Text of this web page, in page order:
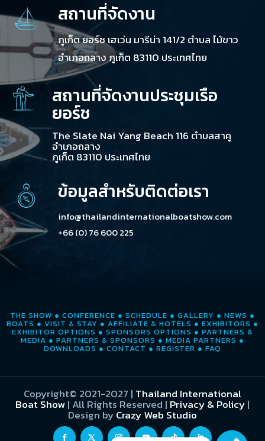
สถานที่จัดงาน
ภูเก็ต ยอร์ช เฮเว่น มารีน่า 141/2 ตำบล ไม้ขาว
อำเภอถลาง ภูเก็ต 83110 ประเทศไทย
สถานที่จัดงานประชุมเรือ
ยอร์ช
The Slate Nai Yang Beach 116 ตำบลสาคู
อำเภอถลาง
ภูเก็ต 83110 ประเทศไทย
ข้อมูลสำหรับติดต่อเรา
info@thailandinternationalboatshow.com
+66 (0) 76 600 225
THE SHOW ● CONFERENCE ● SCHEDULE ● GALLERY ● NEWS ●
BOATS ● VISIT & STAY ● AFFILIATE & HOTELS ● EXHIBITORS ●
EXHIBITOR OPTIONS ● SPONSORS OPTIONS ● PARTNERS &
MEDIA ● PARTNERS & SPONSORS ● MEDIA PARTNERS ●
DOWNLOADS ● CONTACT ● REGISTER ● FAQ
Copyright© 2021-2027 | Thailand International
Boat Show| All Rights Reserved | Privacy & Policy|
Design byCrazy Web Studio